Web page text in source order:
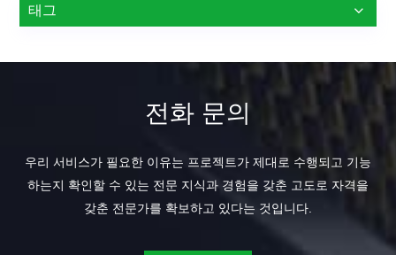
태그
전화 문의
우리 서비스가 필요한 이유는 프로젝트가 제대로 수행되고 기능
하는지 확인할 수 있는 전문 지식과 경험을 갖춘 고도로 자격을
갖춘 전문가를 확보하고 있다는 것입니다.